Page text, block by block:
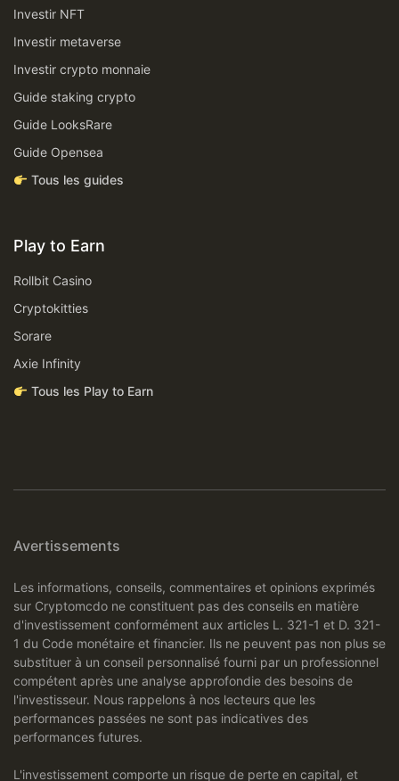
Investir NFT
Investir metaverse
Investir crypto monnaie
Guide staking crypto
Guide LooksRare
Guide Opensea
Tous les guides
Play to Earn
Rollbit Casino
Cryptokitties
Sorare
Axie Infinity
Tous les Play to Earn
Avertissements
Les informations, conseils, commentaires et opinions exprimés
sur Cryptomcdo ne constituent pas des conseils en matière
d'investissement conformément aux articles L. 321-1 et D. 321-
1 du Code monétaire et financier. Ils ne peuvent pas non plus se
substituer à un conseil personnalisé fourni par un professionnel
compétent après une analyse approfondie des besoins de
l'investisseur. Nous rappelons à nos lecteurs que les
performances passées ne sont pas indicatives des
performances futures.
L'investissement comporte un risque de perte en capital, et